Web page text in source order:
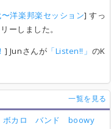
洋楽邦楽セッション] すっ
ーしました。
] Junさんが 「Listen!!」 のK
一覧を見る
ボカロ バンド
boowy